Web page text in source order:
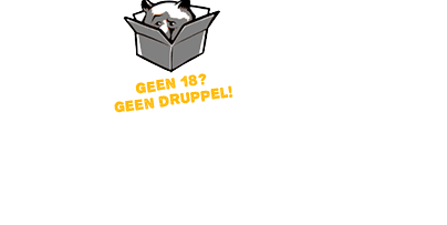
Geen gezeik. Per direct te